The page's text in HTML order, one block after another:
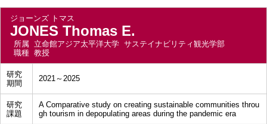
ジョーンズ トマス
JONES Thomas E.
所属 立命館アジア太平洋大学 サステイナビリティ観光学部
職種 教授
研究
期間
2021～2025
研究
課題
A Comparative study on creating sustainable communities throu
gh tourism in depopulating areas during the pandemic era